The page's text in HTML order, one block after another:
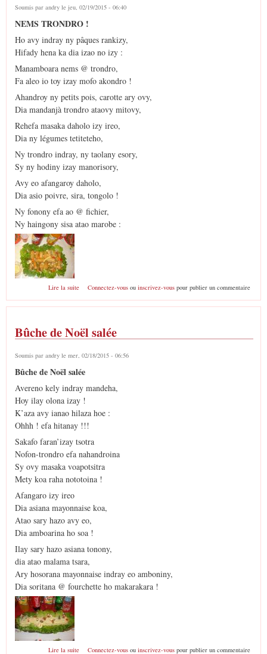
Soumis par andry le jeu, 02/19/2015 - 06:40
NEMS TRONDRO !
Ho avy indray ny pâques rankizy,
Hifady hena ka dia izao no izy :
Manamboara nems @ trondro,
Fa aleo io toy izay mofo akondro !
Ahandroy ny petits pois, carotte ary ovy,
Dia mandanjà trondro ataovy mitovy,
Rehefa masaka daholo izy ireo,
Dia ny légumes tetiteteho,
Ny trondro indray, ny taolany esory,
Sy ny hodiny izay manorisory,
Avy eo afangaroy daholo,
Dia asio poivre, sira, tongolo !
Ny fonony efa ao @ fichier,
Ny haingony sisa atao marobe :
Lire la suite de Nems trondro
Connectez-vousou inscrivez-vouspour publier un commentaire
Bûche de Noël salée
Soumis par andry le mer, 02/18/2015 - 06:56
Bûche de Noël salée
Avereno kely indray mandeha,
Hoy ilay olona izay !
K’aza avy ianao hilaza hoe :
Ohhh ! efa hitanay !!!
Sakafo faran’izay tsotra
Nofon-trondro efa nahandroina
Sy ovy masaka voapotsitra
Mety koa raha nototoina !
Afangaro izy ireo
Dia asiana mayonnaise koa,
Atao sary hazo avy eo,
Dia amboarina ho soa !
Ilay sary hazo asiana tonony,
dia atao malama tsara,
Ary hosorana mayonnaise indray eo amboniny,
Dia soritana @ fourchette ho makarakara !
Lire la suite de Bûche de Noël salée
Connectez-vousou inscrivez-vouspour publier un commentaire